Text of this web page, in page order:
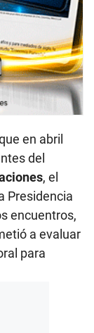
en abril
del
, el
Presidencia
encuentros,
a evaluar
para